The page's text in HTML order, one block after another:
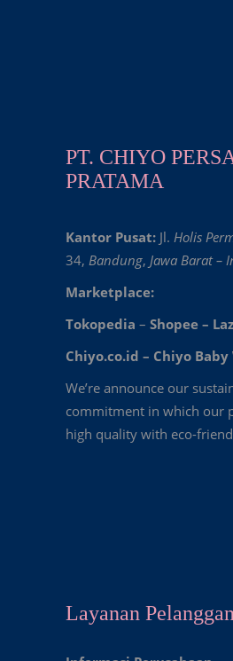
PT. CHIYO
PRATAMA
Kantor Pusat: Jl. Holis
34, Bandung, Jawa Barat –
Marketplace:
Tokopedia – Shopee –
Chiyo.co.id – Chiyo Baby
We’re announce our
commitment in which our
high quality with eco-
Layanan Pelanggan